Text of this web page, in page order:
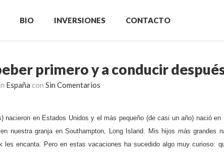
BIO INVERSIONES CONTACTO
primero y a conducir
España con Sin Comentarios
nacieron en Estados Unidos y el más pequeño (de casi un año) nació
nuestra granja en Southampton, Long Island. Mis hijos más grandes
les encanta. Pero en estas vacaciones ha sucedido algo muy curioso: